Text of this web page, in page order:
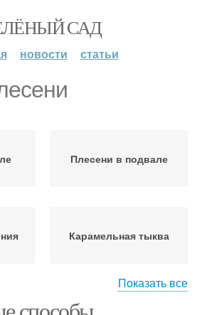
САД
новости статьи
Плесени в подвале
Карамельная тыква
Плесень на стебле
Показать все